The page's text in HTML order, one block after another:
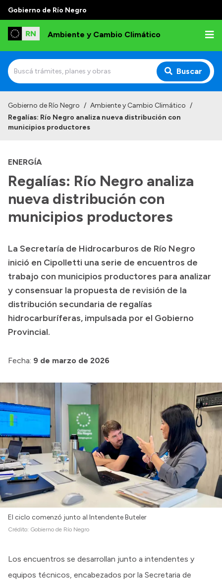
Gobierno de Río Negro
Ambiente y Cambio Climático
Buscar
Institucional
Delegaciones
Autoridades
Normativa
Presupuesto
Boletín Oficial
Compras y licitaciones
Consulta de expedientes
Consulta de pago a proveedores
Convocatorias
Gobierno de Río Negro / Ambiente y Cambio Climático /
Regalías: Río Negro analiza nueva distribución con
municipios productores
ENERGÍA
Regalías: Río Negro analiza
nueva distribución con
municipios productores
La Secretaría de Hidrocarburos de Río Negro
inició en Cipolletti una serie de encuentros de
trabajo con municipios productores para analizar
y consensuar la propuesta de revisión de la
distribución secundaria de regalías
hidrocarburíferas, impulsada por el Gobierno
Provincial.
Fecha: 9 de marzo de 2026
El ciclo comenzó junto al Intendente Buteler
Crédito: Gobierno de Río Negro
Los encuentros se desarrollan junto a intendentes y
equipos técnicos, encabezados por la Secretaria de